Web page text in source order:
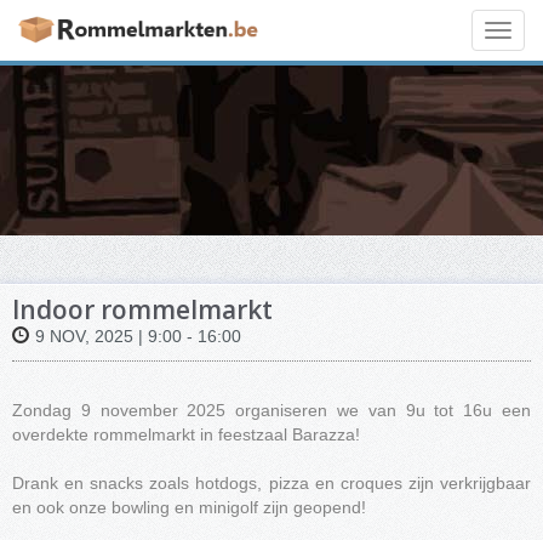
Indoor rommelmarkt
9 NOV, 2025 | 9:00 - 16:00
Zondag 9 november 2025 organiseren we van 9u tot 16u een
overdekte rommelmarkt in feestzaal Barazza!
Drank en snacks zoals hotdogs, pizza en croques zijn verkrijgbaar
en ook onze bowling en minigolf zijn geopend!